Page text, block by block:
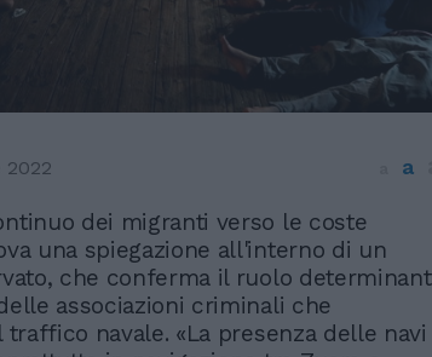
2022 a
dei migranti verso le coste
una spiegazione all'interno di un
che conferma il ruolo
associazioni criminali che
traffico navale. «La presenza delle navi